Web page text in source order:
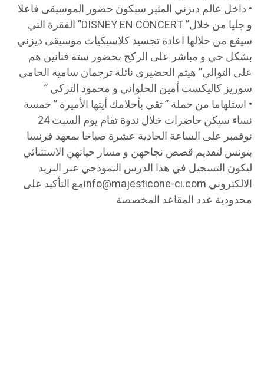
• داخل عالم ديزني المثير سيكون حضور الموسيقى فاعلا
و جليا من خلال” DISNEY EN CONCERT” الفقرة التي
سيقع من خلالها اعادة تجسيد كلاسيكيات موسيقى ديزني
بشكل حي و مباشر على الركح بحضور ستة فنانين هم
على التوالي” هيثم الحضيري نائلة ترجمان سامية الحامي
سوريز كاليكست أمين الحلواني و محمود التركي ”
• استلهاما من حملة ” ثقي بأحلامك أيتها الأميرة ” خمسة
نساء سيكن حاضرات خلال ندوة تقام يوم السبت 24
نوفمبر على الساعة الحادية عشرة صباحا بمعهد فرنسا
بتونس لتقديم قصص نجاحهن و مسار حياتهن الاستثنائي
ليكون التسجيل في هذا الدرس النموذجي عبر البريد
الالكتروني info@majesticone-ci.comمع التأكيد على
محدودية عدد المقاعد المخصصة